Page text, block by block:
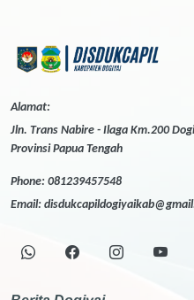
Alamat:
Jln. Trans Nabire - Ilaga Km.200
Provinsi Papua Tengah
Phone: 081239457548
Email: